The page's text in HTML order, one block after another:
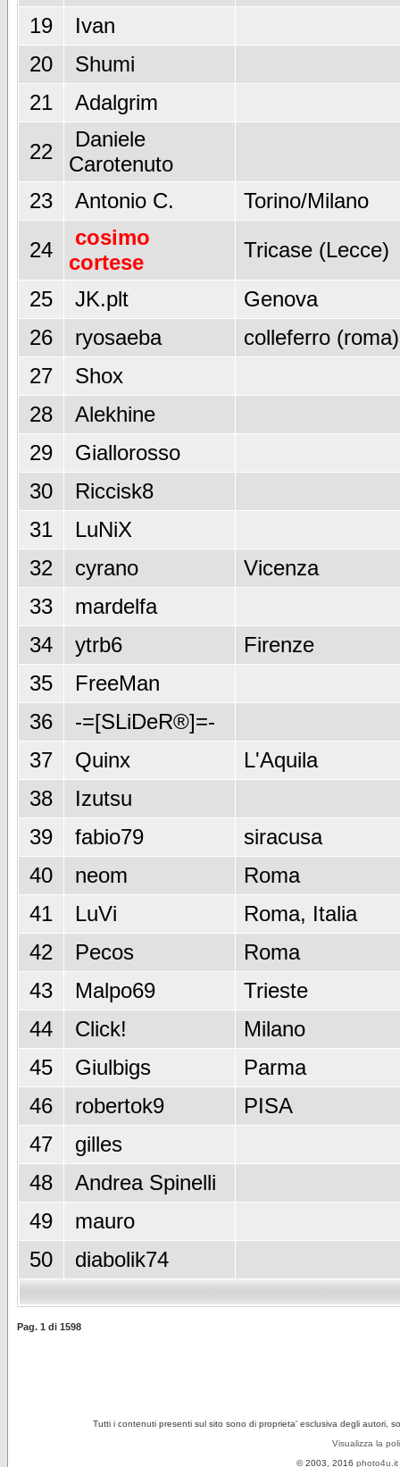
19
Ivan
20
Shumi
21
Adalgrim
22
Daniele
Carotenuto
23
Antonio C. Torino/Milano
24
cosimo
cortese
Tricase (Lecce)
25 JK.plt
Genova
26
ryosaeba
colleferro (roma)
27
Shox
28
Alekhine
29
Giallorosso
30
Riccisk8
31
LuNiX
32
cyrano
Vicenza
33
mardelfa
34
ytrb6
Firenze
35
FreeMan
36
-=[SLiDeR®]=-
37
Quinx
L'Aquila
38
Izutsu
39
fabio79
siracusa
40
neom
Roma
41
LuVi
Roma, Italia
42
Pecos
Roma
43
Malpo69
Trieste
44
Click!
Milano
45
Giulbigs
Parma
46
robertok9
PISA
47
gilles
48
Andrea Spinelli
49
mauro
50
diabolik74
Pag. 1 di 1598
Tutti i contenuti presenti sul sito sono di proprieta' esclusiva degli autori,
Visualizza la
© 2003, 2016 photo4u.it